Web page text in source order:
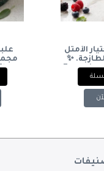
الأمثل
✨
a modern
bowl is